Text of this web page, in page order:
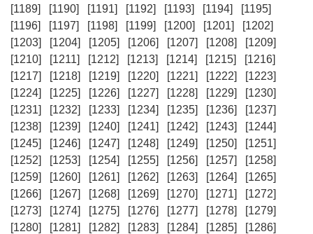
[1189]
[1190] [1191] [1192] [1193] [1194]
[1195]
[1196]
[1197] [1198] [1199] [1200] [1201]
[1202]
[1203]
[1204] [1205] [1206] [1207] [1208]
[1209]
[1210]
[1211] [1212] [1213] [1214] [1215]
[1216]
[1217]
[1218] [1219] [1220] [1221] [1222]
[1223]
[1224]
[1225] [1226] [1227] [1228] [1229]
[1230]
[1231]
[1232] [1233] [1234] [1235] [1236]
[1237]
[1238]
[1239] [1240] [1241] [1242] [1243]
[1244]
[1245]
[1246] [1247] [1248] [1249] [1250]
[1251]
[1252]
[1253] [1254] [1255] [1256] [1257]
[1258]
[1259]
[1260] [1261] [1262] [1263] [1264]
[1265]
[1266]
[1267] [1268] [1269] [1270] [1271]
[1272]
[1273]
[1274] [1275] [1276] [1277] [1278]
[1279]
[1280]
[1281] [1282] [1283] [1284] [1285]
[1286]